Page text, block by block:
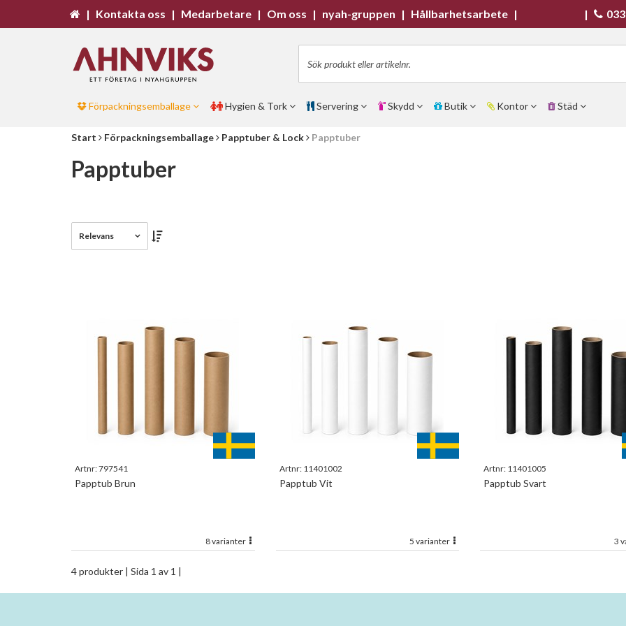
Start Förpackningsemballage Papptuber & Lock Papptuber
Papptuber
Relevans
Artnr:797541
Papptub Brun
8 varianter
Artnr: 11401002
Papptub Vit
5 varianter
Artnr: 11401005
Papptub Svart
3
4 produkter | Sida 1 av 1 |
| Kontakta oss | Medarbetare | Om oss | nyah-gruppen | Hållbarhetsarbete | |
Förpackningsemballage Hygien & Tork Servering Skydd Butik Kontor Städ